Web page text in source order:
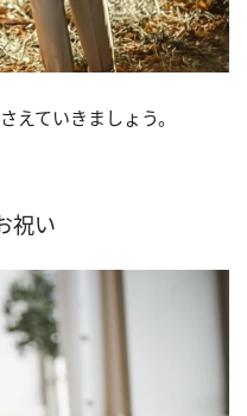
えていきましょう。
祝い